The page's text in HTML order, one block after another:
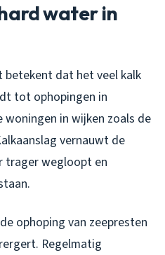
water in
betekent dat het veel kalk
tot ophopingen in
in wijken zoals de
vernauwt de
trager wegloopt en
ophoping van zeepresten
Regelmatig